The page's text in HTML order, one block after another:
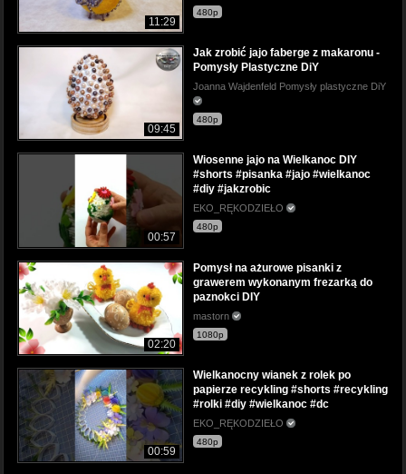
11:29
480p
09:45
Jak zrobić jajo faberge z makaronu -
Pomysły Plastyczne DiY
Joanna Wajdenfeld Pomysły plastyczne DiY
480p
00:57
Wiosenne jajo na Wielkanoc DIY
#shorts #pisanka #jajo #wielkanoc
#diy #jakzrobic
EKO_RĘKODZIEŁO
480p
02:20
Pomysł na ażurowe pisanki z
grawerem wykonanym frezarką do
paznokci DIY
mastorn
1080p
00:59
Wielkanocny wianek z rolek po
papierze recykling #shorts #recykling
#rolki #diy #wielkanoc #dc
EKO_RĘKODZIEŁO
480p